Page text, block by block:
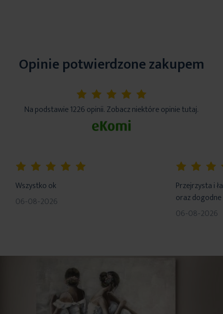
Opinie potwierdzone zakupem
5%
Na podstawie 1226 opinii. Zobacz niektóre opinie tutaj.
Wszystko ok
06-08-2026
Przejrzysta i
oraz
06-08-2026